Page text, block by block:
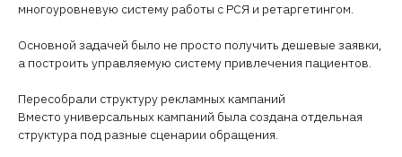
многоуровневую систему работы с РСЯ и ретаргетингом.
Основной задачей было не просто получить дешевые заявки,
а построить управляемую систему привлечения пациентов.
Пересобрали структуру рекламных кампаний
Вместо универсальных кампаний была создана отдельная
структура под разные сценарии обращения.